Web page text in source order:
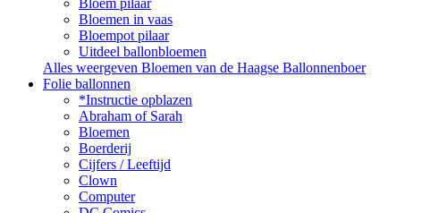
Bloem pilaar
Bloemen in vaas
Bloempot pilaar
Uitdeel ballonbloemen
Alles weergeven Bloemen van de Haagse Ballonnenboer
Folie ballonnen
*Instructie opblazen
Abraham of Sarah
Bloemen
Boerderij
Cijfers / Leeftijd
Clown
Computer